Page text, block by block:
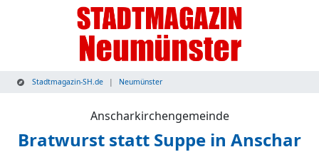
Stadtmagazin-SH.de Neumünster
Anscharkirchengemeinde
Bratwurst statt Suppe in Anschar